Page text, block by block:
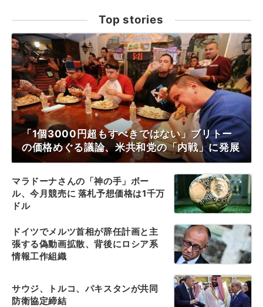
Top stories
「1個3000円超もすべきではない」ブリトー
の価格めぐる議論、米共和党の「内戦」に発展
マラドーナさんの「神の手」ボー
ル、今月競売に 落札予想価格は1千万
ドル
ドイツでメルツ首相が辞任計画と主
張する偽動画拡散、背後にロシア系
情報工作組織
サウジ、トルコ、パキスタンが共同
防衛協定締結